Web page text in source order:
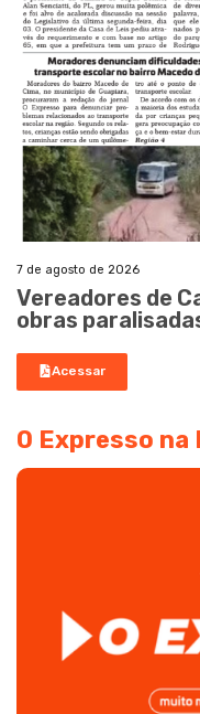
7 de agosto de 2026
Vereadores de
obras
Acessar
O Expresso